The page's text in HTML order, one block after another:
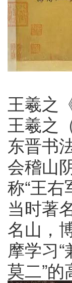
王羲之
王羲之
东晋书
会稽山
称“王
当时著
名山，
摩学习
莫二”的